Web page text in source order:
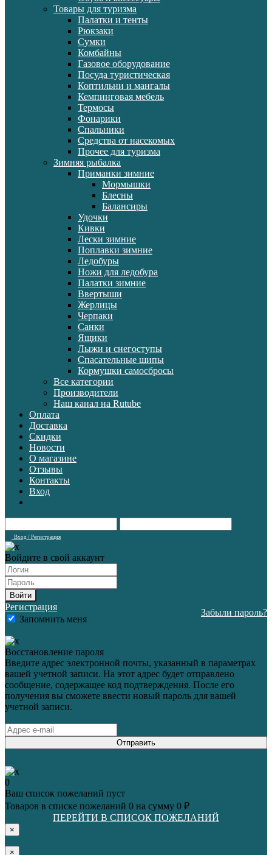
Товары для туризма
Палатки и тенты
Рюкзаки
Сумки
Комбайны
Газовое оборудование
Посуда туристическая
Коптильни и мангалы
Кемпинговая мебель
Термосы
Фонарики
Спальники
Средства от насекомых
Прочее для туризма
Зимняя рыбалка
Приманки зимние
Мормышки
Блесны
Балансиры
Удочки
Кивки
Лески зимние
Поплавки зимние
Ледобуры
Ножи для ледобура
Палатки зимние
Ввертыши
Жерлицы
Черпаки
Санки
Ящики
Лыжи и снегоступы
Спасательные шипы
Кормушки самосбросы
Все категории
Производители
Наш канал на Rutube
Оплата
Доставка
Скидки
Новости
О магазине
Отзывы
Контакты
Вход
Вход / Регистрация
Войдите в свой аккаунт
Войти
Регистрация
Запомнить меня
Забыли пароль?
Восстановление пароля
Введите адрес электронной почты, указанный в параметрах
вашей учетной записи. На этот адрес будет отправлено
сообщение, содержащее код подтверждения. После его
получения вы сможете ввести новый пароль для вашей
учетной записи.
Отправить
0
Ваш список пожеланий пуст
Товаров в списке пожеланий 0 на сумму 0 ₽
ПЕРЕЙТИ В СПИСОК ПОЖЕЛАНИЙ
×
×